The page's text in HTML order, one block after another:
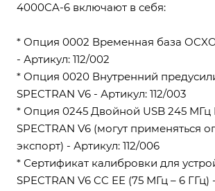
4000CA-6 включают в себя:
* Опция 0002 Временная база
- Артикул: 112/002
* Опция 0020 Внутренний
SPECTRAN V6 - Артикул: 112/003
* Опция 0245 Двойной USB 245 МГц
SPECTRAN V6 (могут применяться
экспорт) - Артикул: 112/006
* Сертификат калибровки для
SPECTRAN V6 CC EE (75 МГц – 6 ГГц)